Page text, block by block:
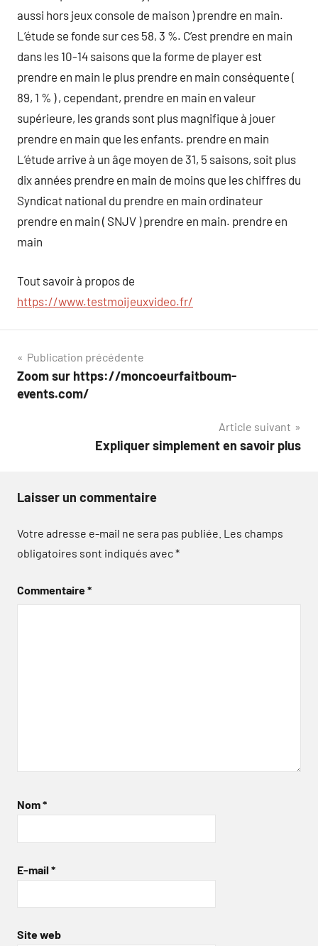
aussi hors jeux console de maison ) prendre en main.
L’étude se fonde sur ces 58, 3 %. C’est prendre en main
dans les 10-14 saisons que la forme de player est
prendre en main le plus prendre en main conséquente (
89, 1 % ) , cependant, prendre en main en valeur
supérieure, les grands sont plus magnifique à jouer
prendre en main que les enfants. prendre en main
L’étude arrive à un âge moyen de 31, 5 saisons, soit plus
dix années prendre en main de moins que les chiffres du
Syndicat national du prendre en main ordinateur
prendre en main ( SNJV ) prendre en main. prendre en
main
Tout savoir à propos de
https://www.testmoijeuxvideo.fr/
Navigation
de
Publication précédente
Zoom sur https://moncoeurfaitboum-
events.com/
Article suivant
Expliquer simplement en savoir plus
Laisser un commentaire
Votre adresse e-mail ne sera pas publiée. Les champs
obligatoires sont indiqués avec*
Commentaire*
Nom*
E-mail *
Site web